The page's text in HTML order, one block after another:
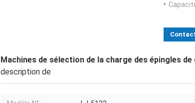
Machines de sélection de la charge des épingles de
description de